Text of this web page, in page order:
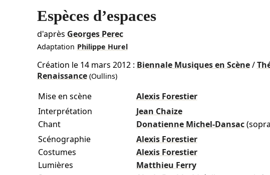
Espèces d’espaces
d'après Georges Perec
Adaptation Philippe Hurel
Création le 14 mars 2012: Biennale Musiques en Scène/
Renaissance(Oullins)
Mise en scène
Alexis Forestier
Interprétation
Jean Chaize
Chant
Donatienne Michel-Dansac
Scénographie
Alexis Forestier
Costumes
Alexis Forestier
Lumières
Matthieu Ferry